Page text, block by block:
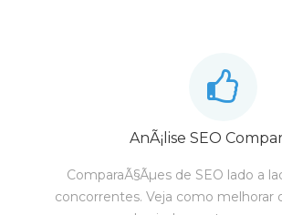
AnÃ¡lise SEO
ComparaÃ§Ãµes de SEO lado a
concorrentes. Veja como melhorar